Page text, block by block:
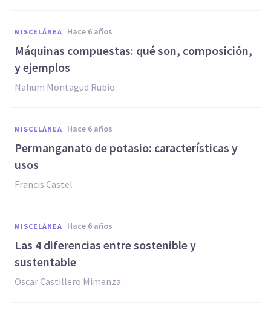
MISCELÁNEA hace 6 años
Máquinas compuestas: qué son, composición,
y ejemplos
Nahum Montagud Rubio
MISCELÁNEA hace 6 años
Permanganato de potasio: características y
usos
Francis Castel
MISCELÁNEA hace 6 años
Las 4 diferencias entre sostenible y
sustentable
Oscar Castillero Mimenza